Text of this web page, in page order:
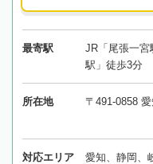
最寄駅
JR「尾張一
駅」徒歩3分
所在地 〒491-0858
対応エリア 愛知、静岡、